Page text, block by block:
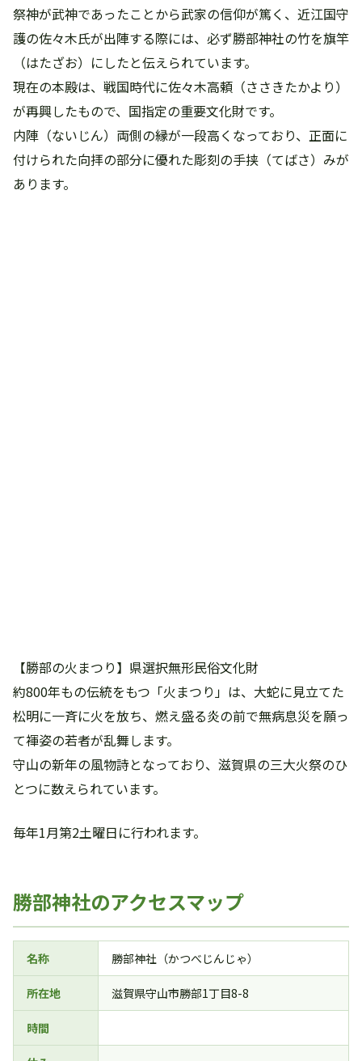
祭神が武神であったことから武家の信仰が篤く、近江国守
護の佐々木氏が出陣する際には、必ず勝部神社の竹を旗竿
（はたざお）にしたと伝えられています。
現在の本殿は、戦国時代に佐々木高頼（ささきたかより）
が再興したもので、国指定の重要文化財です。
内陣（ないじん）両側の縁が一段高くなっており、正面に
付けられた向拝の部分に優れた彫刻の手挟（てばさ）みが
あります。
【勝部の火まつり】県選択無形民俗文化財
約800年もの伝統をもつ「火まつり」は、大蛇に見立てた
松明に一斉に火を放ち、燃え盛る炎の前で無病息災を願っ
て褌姿の若者が乱舞します。
守山の新年の風物詩となっており、滋賀県の三大火祭のひ
とつに数えられています。
毎年1月第2土曜日に行われます。
勝部神社のアクセスマップ
名称 勝部神社（かつべじんじゃ）
所在地 滋賀県守山市勝部1丁目8-8
時間